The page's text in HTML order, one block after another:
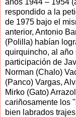
respondido a la
de 1975 bajo el
anterior, Antonio
(Polilla) habían
quirquincho, al año
participación de
Norman (Chalo)
(Panco) Vargas,
Mirko (Gato)
cariñosamente los
bien labrados